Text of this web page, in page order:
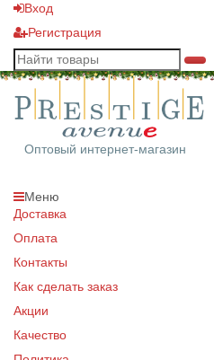
Вход
Регистрация
Оптовый интернет-магазин
Меню
Доставка
Оплата
Контакты
Как сделать заказ
Акции
Качество